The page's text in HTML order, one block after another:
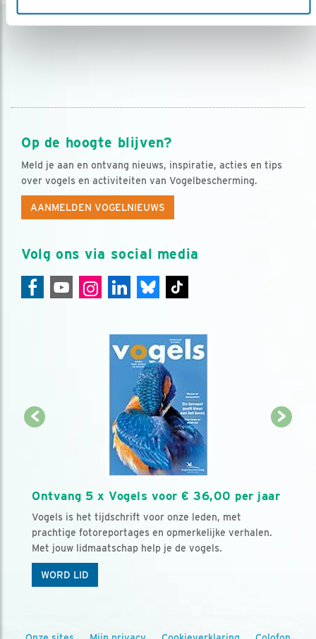
Op de hoogte blijven?
Meld je aan en ontvang nieuws, inspiratie, acties en tips
over vogels en activiteiten van Vogelbescherming.
AANMELDEN VOGELNIEUWS
Volg ons via social media
Ontvang 5 x Vogels voor € 36,00 per jaar
Vogels is het tijdschrift voor onze leden, met
prachtige fotoreportages en opmerkelijke verhalen.
Met jouw lidmaatschap help je de vogels.
WORD LID